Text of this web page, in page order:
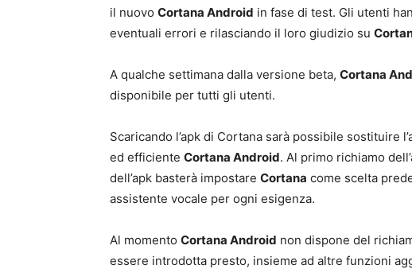
il nuovo Cortana Android in fase di test. Gli utenti
eventuali errori e rilasciando il loro giudizio su
A qualche settimana dalla versione beta, Cortana
disponibile per tutti gli utenti.
Scaricando l’apk di Cortana sarà possibile sostituire
ed efficiente Cortana Android. Al primo richiamo
dell’apk basterà impostare Cortana come scelta
assistente vocale per ogni esigenza.
Al momento Cortana Android non dispone del
essere introdotta presto, insieme ad altre funzioni